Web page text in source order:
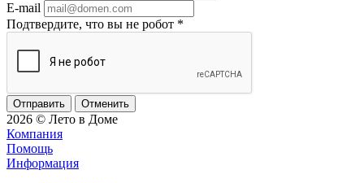
E-mail
Подтвердите, что вы не робот *
Отменить
2026 © Лето в Доме
Компания
Помощь
Информация